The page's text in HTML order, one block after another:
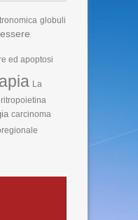
globuli
ed apoptosi
La
carcinoma